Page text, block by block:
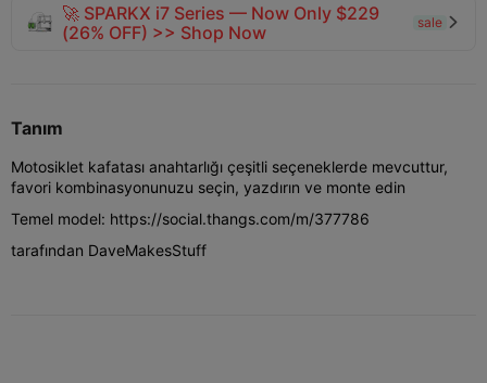
🚀 SPARKX i7 Series — Now Only $229
(26% OFF) >> Shop Now
sale 
Tanım
Motosiklet kafatası anahtarlığı çeşitli seçeneklerde mevcuttur,
favori kombinasyonunuzu seçin, yazdırın ve monte edin
Temel model: https://social.thangs.com/m/377786
tarafından DaveMakesStuff